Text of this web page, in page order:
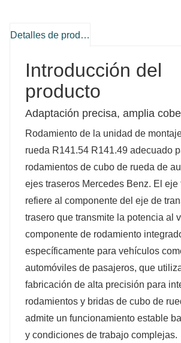
Detalles de producto
Introducción del
producto
Adaptación precisa, amplia
Rodamiento de la unidad de
rueda R141.54 R141.49 adecuado
rodamientos de cubo de rueda de
ejes traseros Mercedes Benz. El eje
refiere al componente del eje de
trasero que transmite la potencia al
componente de rodamiento
específicamente para vehículos
automóviles de pasajeros, que
fabricación de alta precisión para
rodamientos y bridas de cubo de
admite un funcionamiento estable
y condiciones de trabajo complejas.